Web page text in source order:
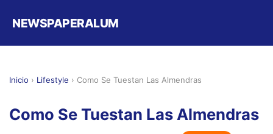
NEWSPAPERALUM
Inicio › Lifestyle › Como Se Tuestan Las Almendras
Como Se Tuestan Las Almendras